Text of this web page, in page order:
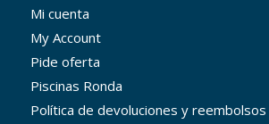
Mi cuenta
My Account
Pide oferta
Piscinas Ronda
Política de devoluciones y reembolsos